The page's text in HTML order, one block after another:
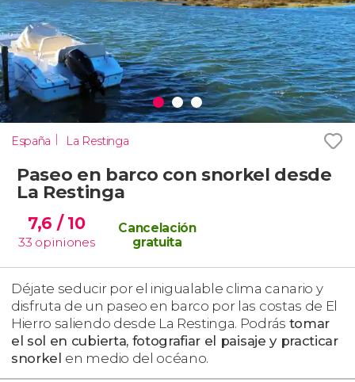
España La Restinga
Paseo en barco con snorkel desde
La Restinga
7,6 / 10
33 opiniones
Cancelación
gratuita
Déjate seducir por el inigualable clima canario y
disfruta de un paseo en barco por las costas de El
Hierro saliendo desde La Restinga. Podrás tomar
el sol en cubierta, fotografiar el paisaje y practicar
snorkel en medio del océano.